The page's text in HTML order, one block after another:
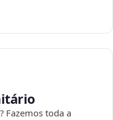
Fazemos toda a